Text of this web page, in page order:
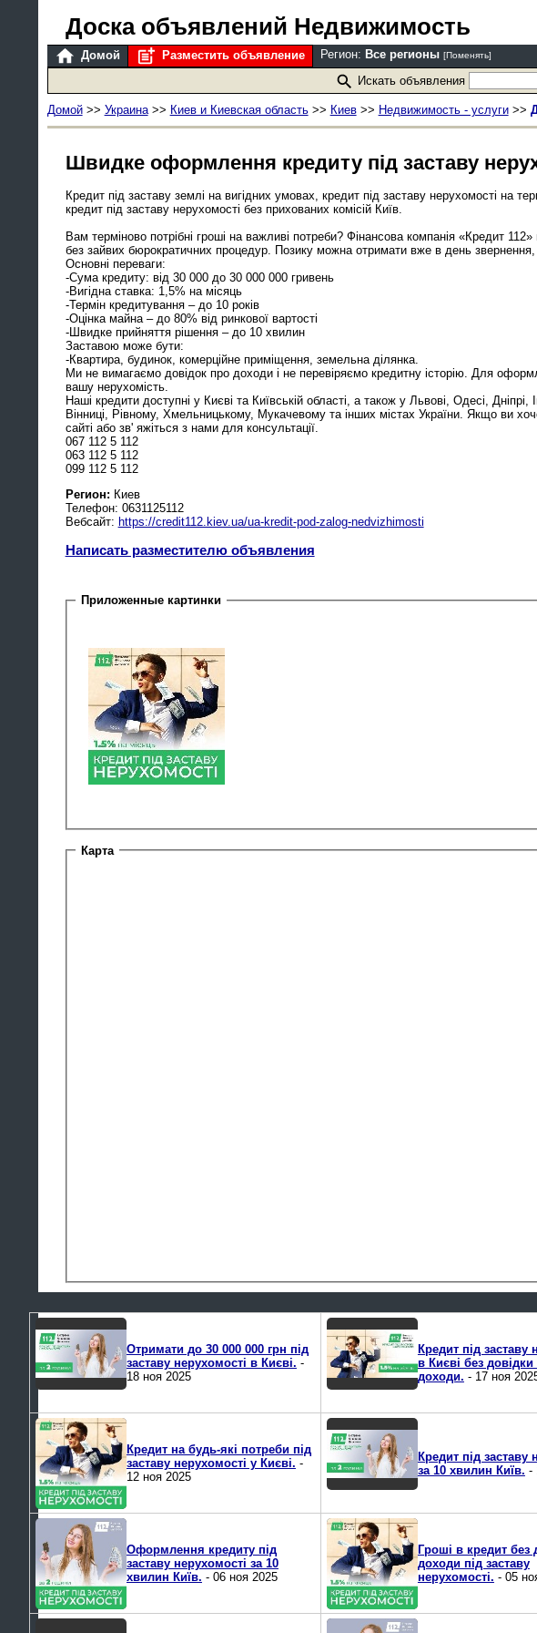
Доска объявлений Недвижимость
Домой Разместить объявление Регион: Все регионы [Поменять]
Искать объявления
Домой>> Украина>> Киев и Киевская область>> Киев>> Недвижимость - услуги>>
Швидке оформлення кредиту під заставу
Кредит під заставу землі на вигідних умовах, кредит під заставу нерухомості на
кредит під заставу нерухомості без прихованих комісій Київ.
Вам терміново потрібні гроші на важливі потреби? Фінансова компанія «Кредит
без зайвих бюрократичних процедур. Позику можна отримати вже в день
Основні переваги:
-Сума кредиту: від 30 000 до 30 000 000 гривень
-Вигідна ставка: 1,5% на місяць
-Термін кредитування – до 10 років
-Оцінка майна – до 80% від ринкової вартості
-Швидке прийняття рішення – до 10 хвилин
Заставою може бути:
-Квартира, будинок, комерційне приміщення, земельна ділянка.
Ми не вимагаємо довідок про доходи і не перевіряємо кредитну історію. Для
вашу нерухомість.
Наші кредити доступні у Києві та Київській області, а також у Львові, Одесі,
Вінниці, Рівному, Хмельницькому, Мукачевому та інших містах України. Якщо ви
сайті або зв' яжіться з нами для консультації.
067 112 5 112
063 112 5 112
099 112 5 112
Регион: Киев
Телефон: 0631125112
Вебсайт: https://credit112.kiev.ua/ua-kredit-pod-zalog-nedvizhimosti
Написать разместителю объявления
Приложенные картинки
Карта
Отримати до 30 000 000 грн під
заставу нерухомості в Києві. -
18 ноя 2025
Кредит під заставу
в Києві без
доходи. - 17 ноя
Кредит на будь-які потреби під
заставу нерухомості у Києві. -
12 ноя 2025
Кредит під заставу
за 10 хвилин Київ. -
Оформлення кредиту під
заставу нерухомості за 10
хвилин Київ. - 06 ноя 2025
Гроші в кредит без
доходи під заставу
нерухомості. - 05